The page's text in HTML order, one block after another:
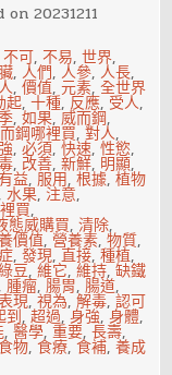
on20231211
不可,不易,世界,
,人們,人參,人長,
,價值,元素,全世界
起,十種, 反應, 受人,
,如果,威而鋼,
鋼哪裡買,對人,
,必須,快速,性慾,
, 改善,新鮮, 明顯,
益,服用,根據,植物
水果, 注意,
買,
態威購買,清除,
價值,營養素,物質,
,發現,直接,種植,
豆,維它,維持,缺鐵
腫瘤,腸胃,腸道,
現,視為,解毒,認可
到,超過,身強,身體,
,醫學,重要,長壽,
物,食療,食補,養成